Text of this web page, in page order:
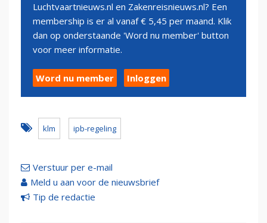
Luchtvaartnieuws.nl en Zakenreisnieuws.nl? Een
membership is er al vanaf € 5,45 per maand. Klik
dan op onderstaande 'Word nu member' button
voor meer informatie.
Word nu member Inloggen
klm ipb-regeling
Verstuur per e-mail
Meld u aan voor de nieuwsbrief
Tip de redactie